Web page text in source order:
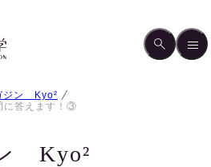
ジン Kyo²
に答えます！③
Kyo²